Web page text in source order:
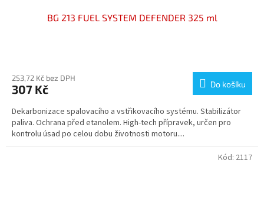
BG 213 FUEL SYSTEM DEFENDER 325 ml
produktu
je
z
5
hvězdiček.
253,72 Kč bez DPH
307 Kč Do košíku
Dekarbonizace spalovacího a vstřikovacího systému. Stabilizátor
paliva. Ochrana před etanolem. High-tech přípravek, určen pro
kontrolu úsad po celou dobu životnosti motoru....
Kód: 2117